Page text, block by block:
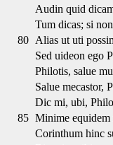
Audin quid
Tum dicas; si
80
Alias ut uti
Sed uideon ego
Philotis, salue
Salue mecastor,
Dic mi, ubi,
85 Minime equidem
Corinthum hinc